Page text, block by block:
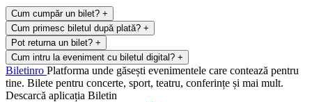
Cum cumpăr un bilet? +
Cum primesc biletul după plată? +
Pot returna un bilet? +
Cum intru la eveniment cu biletul digital? +
Biletinro Platforma unde găsești evenimentele care contează pentru
tine. Bilete pentru concerte, sport, teatru, conferințe și mai mult.
Descarcă aplicația Biletin